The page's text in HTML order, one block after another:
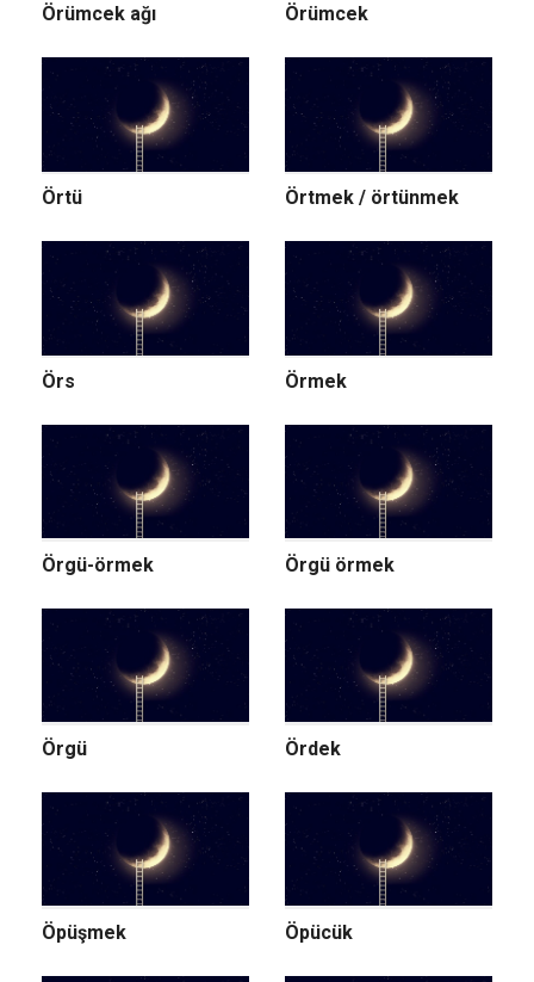
Örümcek ağı Örümcek
Örtü Örtmek / örtünmek
Örs Örmek
Örgü-örmek Örgü örmek
Örgü Ördek
Öpüşmek Öpücük